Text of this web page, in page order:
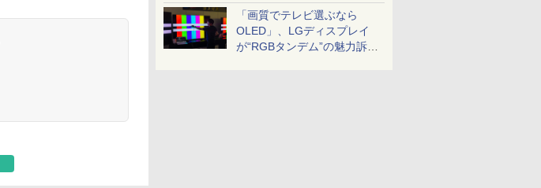
「画質でテレビ選ぶなら
OLED」、LGディスプレイ
が“RGBタンデム”の魅力訴